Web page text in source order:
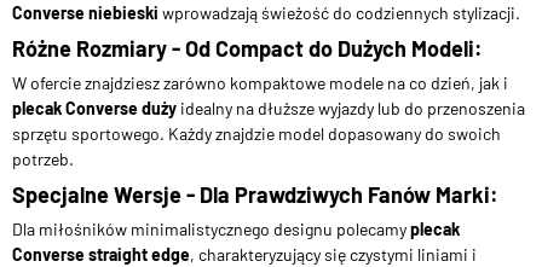
Converse niebieski wprowadzają świeżość do codziennych stylizacji.
Różne Rozmiary - Od Compact do Dużych Modeli:
W ofercie znajdziesz zarówno kompaktowe modele na co dzień, jak i
plecak Converse duży idealny na dłuższe wyjazdy lub do przenoszenia
sprzętu sportowego. Każdy znajdzie model dopasowany do swoich
potrzeb.
Specjalne Wersje - Dla Prawdziwych Fanów Marki:
Dla miłośników minimalistycznego designu polecamyplecak
Converse straight edge, charakteryzujący się czystymi liniami i